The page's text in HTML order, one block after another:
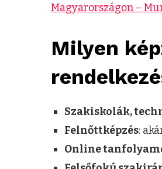
Magyarországon –
Milyen
Szakiskolák,
Felnőttképzés:
Online